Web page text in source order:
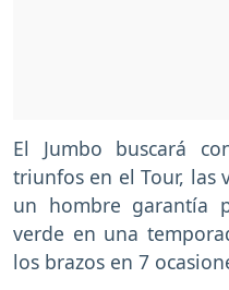
El Jumbo buscará
triunfos en el Tour, las
un hombre garantía
verde en una
los brazos en 7